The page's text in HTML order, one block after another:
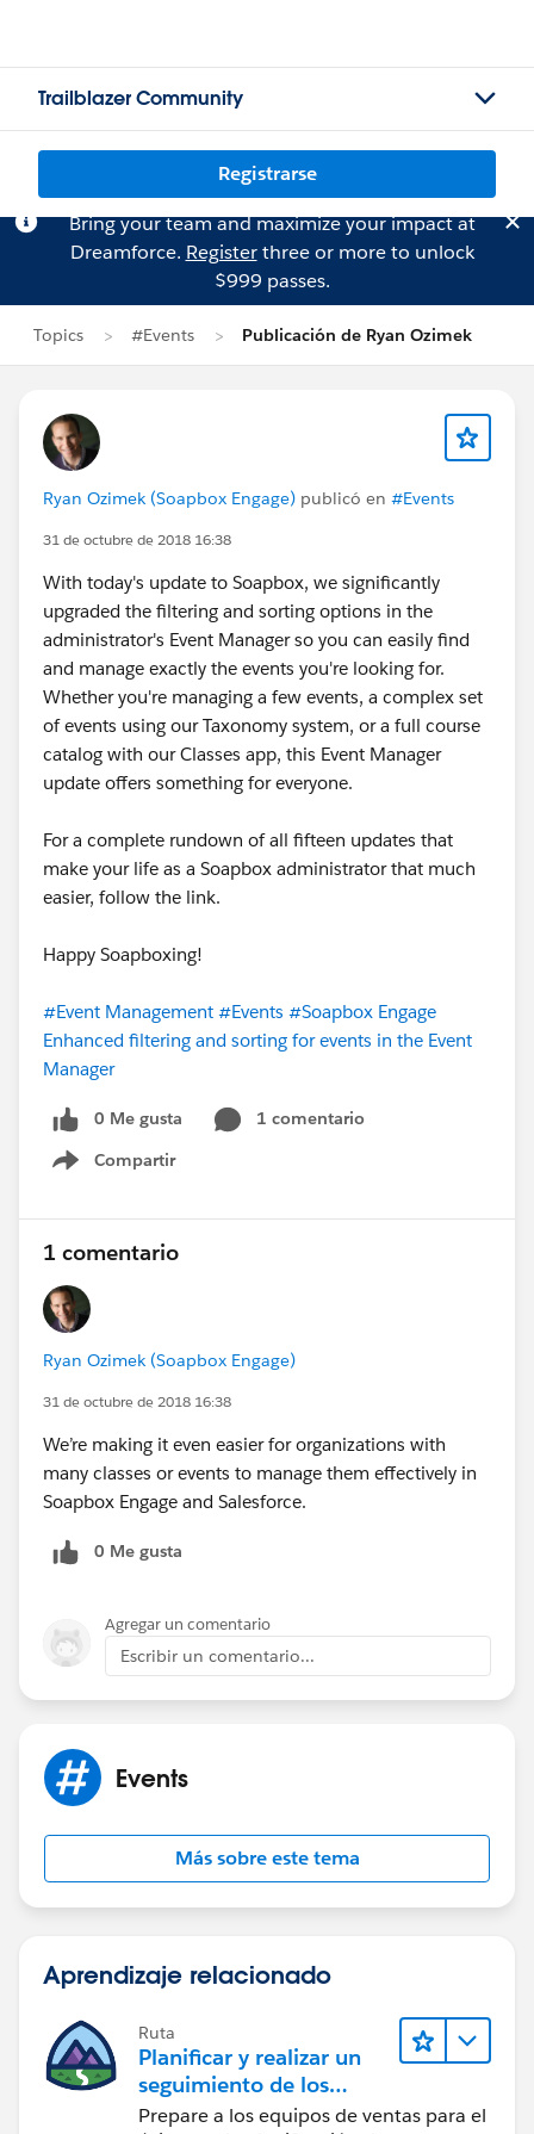
Trailblazer Community
Registrarse
Bring your team and maximize your impact at
Dreamforce. Registerthree or more to unlock
$999 passes.
Topics #Events Publicación de Ryan Ozimek
Ryan Ozimek (Soapbox Engage) publicó en #Events
31 de octubre de 2018 16:38
With today's update to Soapbox, we significantly
upgraded the filtering and sorting options in the
administrator's Event Manager so you can easily find
and manage exactly the events you're looking for.
Whether you're managing a few events, a complex set
of events using our Taxonomy system, or a full course
catalog with our Classes app, this Event Manager
update offers something for everyone.
For a complete rundown of all fifteen updates that
make your life as a Soapbox administrator that much
easier, follow the link.
Happy Soapboxing!
#Event Management #Events #Soapbox Engage
Enhanced filtering and sorting for events in the Event
Manager
0 Me gusta
1 comentario
Compartir
Show menu
1 comentario
Ryan Ozimek (Soapbox Engage)
31 de octubre de 2018 16:38
We’re making it even easier for organizations with
many classes or events to manage them effectively in
Soapbox Engage and Salesforce.
0 Me gusta
Agregar un comentario
Escribir un comentario...
Events
Más sobre este tema
Aprendizaje relacionado
Ruta
Planificar y realizar un
seguimiento de los
objetivos de ventas con
Prepare a los equipos de ventas para el